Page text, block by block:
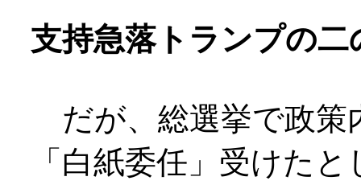
支持急落トランプの二
だが、総選挙で政策
「白紙委任」受けた